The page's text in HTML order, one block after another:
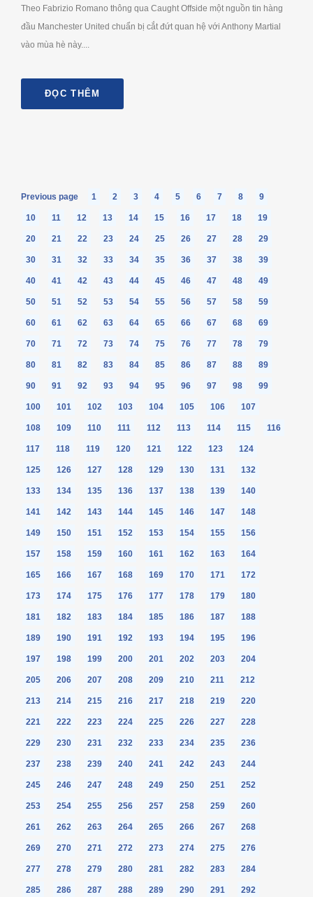
Theo Fabrizio Romano thông qua Caught Offside một nguồn tin hàng
đầu Manchester United chuẩn bị cắt đứt quan hệ với Anthony Martial
vào mùa hè này....
ĐỌC THÊM
Previous page 1 2 3 4 5 6 7 8 9
10 11 12 13 14 15 16 17 18 19
20 21 22 23 24 25 26 27 28 29
30 31 32 33 34 35 36 37 38 39
40 41 42 43 44 45 46 47 48 49
50 51 52 53 54 55 56 57 58 59
60 61 62 63 64 65 66 67 68 69
70 71 72 73 74 75 76 77 78 79
80 81 82 83 84 85 86 87 88 89
90 91 92 93 94 95 96 97 98 99
100 101 102 103 104 105 106 107
108 109 110 111 112 113 114 115 116
117 118 119 120 121 122 123 124
125 126 127 128 129 130 131 132
133 134 135 136 137 138 139 140
141 142 143 144 145 146 147 148
149 150 151 152 153 154 155 156
157 158 159 160 161 162 163 164
165 166 167 168 169 170 171 172
173 174 175 176 177 178 179 180
181 182 183 184 185 186 187 188
189 190 191 192 193 194 195 196
197 198 199 200 201 202 203 204
205 206 207 208 209 210 211 212
213 214 215 216 217 218 219 220
221 222 223 224 225 226 227 228
229 230 231 232 233 234 235 236
237 238 239 240 241 242 243 244
245 246 247 248 249 250 251 252
253 254 255 256 257 258 259 260
261 262 263 264 265 266 267 268
269 270 271 272 273 274 275 276
277 278 279 280 281 282 283 284
285 286 287 288 289 290 291 292